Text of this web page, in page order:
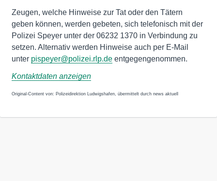
Zeugen, welche Hinweise zur Tat oder den Tätern
geben können, werden gebeten, sich telefonisch mit der
Polizei Speyer unter der 06232 1370 in Verbindung zu
setzen. Alternativ werden Hinweise auch per E-Mail
unter pispeyer@polizei.rlp.de entgegengenommen.
Kontaktdaten anzeigen
Original-Content von: Polizeidirektion Ludwigshafen, übermittelt durch news aktuell